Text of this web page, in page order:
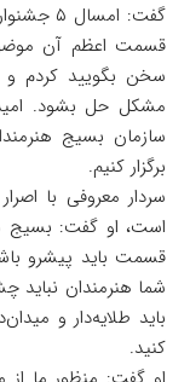
گفت:
قسمت اعظم آن
سخن بگویید کردم و
مشکل حل بشود.
سازمان بسیج
برگزار کنیم.‌
سردار معروفی با
است، او گفت: بسیج
قسمت باید پیشرو
شما هنرمندان نباید
باید طلایه‌دار و
کنید.